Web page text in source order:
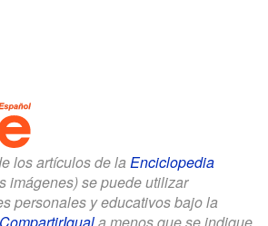
los artículos de la Enciclopedia
imágenes) se puede utilizar
personales y educativos bajo la